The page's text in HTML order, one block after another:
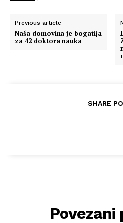
Previous article
Naša domovina je bogatija
za 42 doktora nauka
SHARE
Povezani